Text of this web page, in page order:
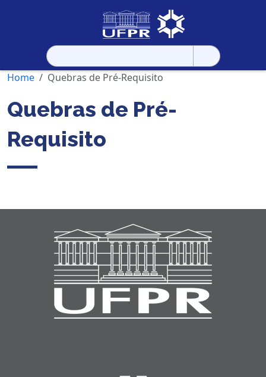
Pesquisar
por:
Home
Quebras de Pré-Requisito
Quebras de Pré-
Requisito